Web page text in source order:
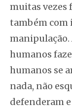
muitas vezes
também com
manipulação.
humanos
humanos se
nada, não
defenderam